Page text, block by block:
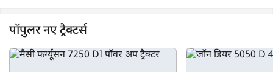
पॉपुलर नए ट्रैक्टर्स